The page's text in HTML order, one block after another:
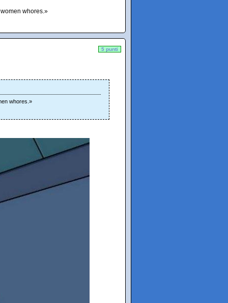
whores.»
5 punti
whores.»